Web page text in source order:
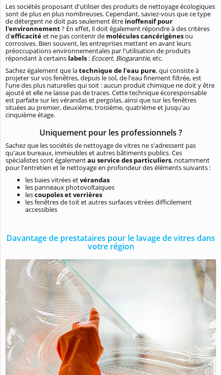
Les sociétés proposant d'utiliser des produits de nettoyage écologiques
sont de plus en plus nombreuses. Cependant, saviez-vous que ce type
de détergent ne doit pas seulement être inoffensif pour
l'environnement? En effet, il doit également répondre à des critères
d'efficacitéet ne pas contenir de molécules cancérigènesou
corrosives. Bien souvent, les entreprises mettent en avant leurs
préoccupations environnementales par l'utilisation de produits
répondant à certains labels : Ecocert, Biogarantie, etc.
Sachez également que latechnique de l'eau pure, qui consiste à
projeter sur vos fenêtres, depuis le sol, de l'eau finement filtrée, est
l'une des plus naturelles qui soit : aucun produit chimique ne doit y être
ajouté et elle ne laisse pas de traces. Cette technique écoresponsable
est parfaite sur les vérandas et pergolas, ainsi que sur les fenêtres
situées au premier, deuxième, troisième, quatrième et jusqu'au
cinquième étage.
Uniquement pour les professionnels ?
Sachez que les sociétés de nettoyage de vitres ne s'adressent pas
qu'aux bureaux, immeubles et autres bâtiments publics. Ces
spécialistes sont égalementau service des particuliers, notamment
pour l'entretien et le nettoyage en profondeur des éléments suivants :
les baies vitrées etvérandas
les panneaux photovoltaiques
lescoupoles et verrières
les fenêtres de toit et autres surfaces vitrées difficilement
accessibles
Davantage de prestataires pour le lavage de vitres dans
votre région